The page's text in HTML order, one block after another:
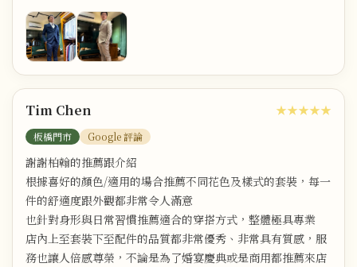
Tim Chen
板橋門市 Google 評論
★★★★★
謝謝柏翰的推薦跟介紹
根據喜好的顏色/適用的場合推薦不同花色及樣式的套裝，每一
件的舒適度跟外觀都非常令人滿意
也針對身形與日常習慣推薦適合的穿搭方式，整體極具專業
店內上至套裝下至配件的品質都非常優秀、非常具有質感，服
務也讓人倍感尊榮，不論是為了婚宴慶典或是商用都推薦來店